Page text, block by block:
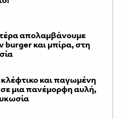
απολαμβάνουμε
burger και μπίρα, στη
και παγωμένη
μια πανέμορφη αυλή,